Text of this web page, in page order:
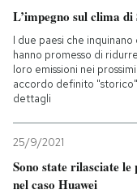
L’impegno sul clima
I due paesi che
hanno promesso di
loro emissioni nei prossimi
accordo definito
dettagli
25/9/2021
Sono state rilasciate le
nel caso Huawei